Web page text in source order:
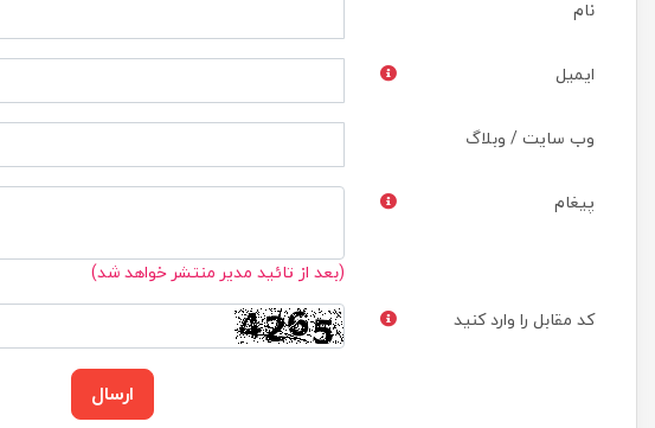
نام
ایمیل
وب سایت / وبلاگ
پیغام
(بعد از تائید مدیر منتشر خواهد شد)
کد مقابل را وارد کنید
ارسال